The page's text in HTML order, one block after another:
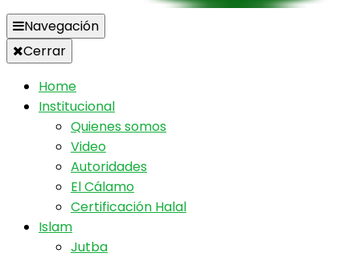
Navegación
Cerrar
Home
Institucional
Quienes somos
Video
Autoridades
El Cálamo
Certificación Halal
Islam
Jutba